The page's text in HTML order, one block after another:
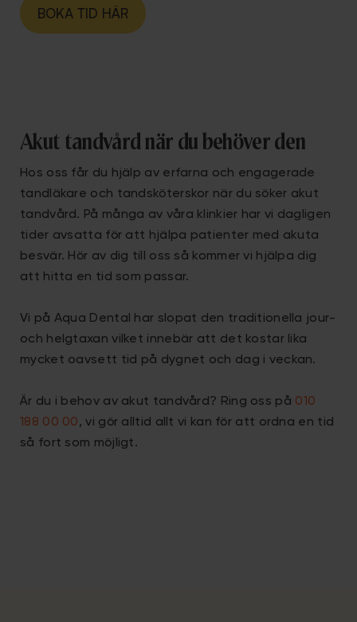
BOKA TID HÄR
Akut tandvård när du behöver den
Hos oss får du hjälp av erfarna och engagerade
tandläkare och tandsköterskor när du söker akut
tandvård. På många av våra klinkier har vi dagligen
tider avsatta för att hjälpa patienter med akuta
besvär. Hör av dig till oss så kommer vi hjälpa dig
att hitta en tid som passar.
Vi på Aqua Dental har slopat den traditionella jour-
och helgtaxan vilket innebär att det kostar lika
mycket oavsett tid på dygnet och dag i veckan.
Är du i behov av akut tandvård? Ring oss på 010
188 00 00, vi gör alltid allt vi kan för att ordna en tid
så fort som möjligt.